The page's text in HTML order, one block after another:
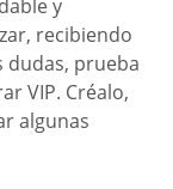
y
recibiendo
dudas, prueba
VIP. Créalo,
algunas